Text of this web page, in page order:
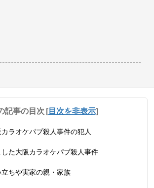
記事の目次 [目次を非表示]
ラオケパブ殺人事件の犯人
た大阪カラオケパブ殺人事件
ちや実家の親・家族